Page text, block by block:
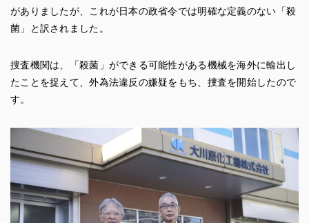
がありましたが、これが日本の政省令では明確な定義のない「殺
菌」と訳されました。
捜査機関は、「殺菌」ができる可能性がある機械を海外に輸出し
たことを捉えて、外為法違反の嫌疑をもち、捜査を開始したので
す。